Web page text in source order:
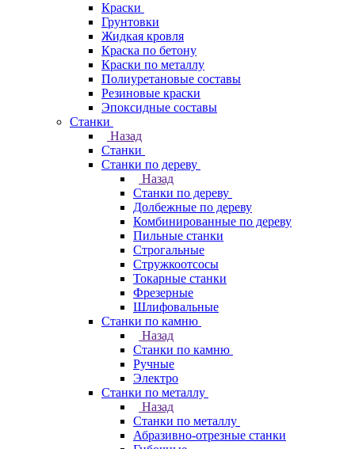
Краски
Грунтовки
Жидкая кровля
Краска по бетону
Краски по металлу
Полиуретановые составы
Резиновые краски
Эпоксидные составы
Станки
Назад
Станки
Станки по дереву
Назад
Станки по дереву
Долбежные по дереву
Комбинированные по дереву
Пильные станки
Строгальные
Стружкоотсосы
Токарные станки
Фрезерные
Шлифовальные
Станки по камню
Назад
Станки по камню
Ручные
Электро
Станки по металлу
Назад
Станки по металлу
Абразивно-отрезные станки